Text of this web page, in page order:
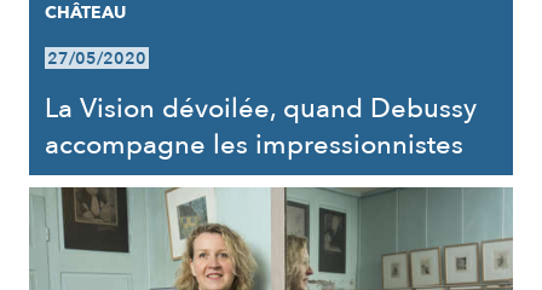
CHÂTEAU
27/05/2020
La Vision dévoilée, quand Debussy
accompagne les impressionnistes